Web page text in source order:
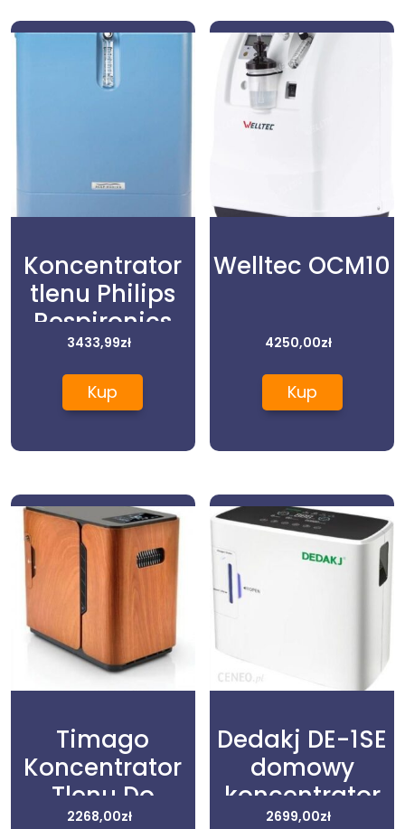
Koncentrator
tlenu Philips
Respironics
EverFlo 5 lat
gwarancji
3433,99zł
Kup
Welltec OCM10
4250,00zł
Kup
Timago
Koncentrator
Tlenu Do
2268,00zł
Dedakj DE-1SE
domowy
koncentrator
2699,00zł